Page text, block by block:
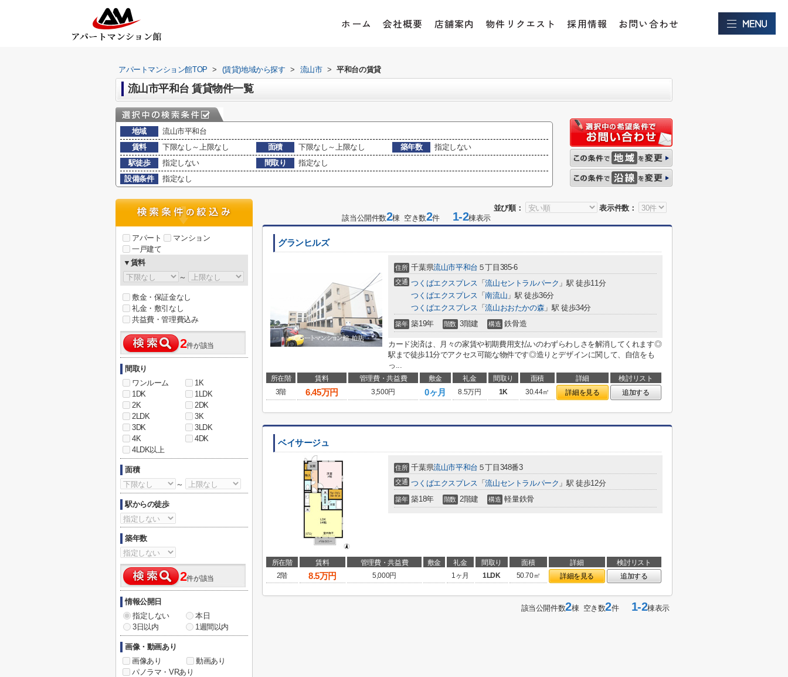
ホーム 会社概要 店舗案内 物件リクエスト 採用情報 お問い合わせ
アパートマンション館TOP > (賃貸)地域から探す > 流山市 > 平和台の賃貸
流山市平和台 賃貸物件一覧
地域
流山市平和台
賃料
下限なし～上限なし 面積 下限なし～上限なし 築年数
指定しない
駅徒歩
指定しない 間取り
指定なし
設備条件
指定なし
並び順：
表示件数：
該当公開件数2棟 空き数2件 1-2棟表示
グランヒルズ
住所 千葉県流山市平和台 ５丁目385-6
交通 つくばエクスプレス 「流山セントラルパーク 」駅 徒歩11分
つくばエクスプレス 「南流山 」駅 徒歩36分
つくばエクスプレス 「流山おおたかの森 」駅 徒歩34分
築年 築19年 階数 3階建 構造 鉄骨造
カード決済は、月々の家賃や初期費用支払いのわずらわしさを解消してくれます◎
駅まで徒歩11分でアクセス可能な物件です◎造りとデザインに関して、自信をも
っ...
所在階 賃料 管理費・共益費 敷金 礼金 間取り 面積 詳細
検討リスト
3階
6.45万円 3,500円 0ヶ月 8.5万円 1K 30.44㎡ 詳細を見る 追加する
ベイサージュ
住所 千葉県流山市平和台 ５丁目348番3
交通 つくばエクスプレス 「流山セントラルパーク 」駅 徒歩12分
築年 築18年 階数 2階建 構造 軽量鉄骨
所在階 賃料 管理費・共益費 敷金 礼金 間取り 面積 詳細
検討リスト
2階
8.5万円 5,000円 1ヶ月 1LDK 50.70㎡ 詳細を見る 追加する
該当公開件数2棟 空き数2件1-2棟表示
アパート
マンション
一戸建て
▼賃料
～
敷金・保証金なし
礼金・敷引なし
共益費・管理費込み
2件が該当
間取り
ワンルーム
1K
1DK
1LDK
2K
2DK
2LDK
3K
3DK
3LDK
4K
4DK
4LDK以上
面積
～
駅からの徒歩
築年数
2件が該当
情報公開日
指定しない
本日
3日以内
1週間以内
画像・動画あり
画像あり
動画あり
パノラマ・VRあり